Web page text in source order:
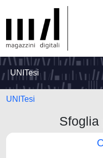
UNITesi
UNITesi
Sfoglia